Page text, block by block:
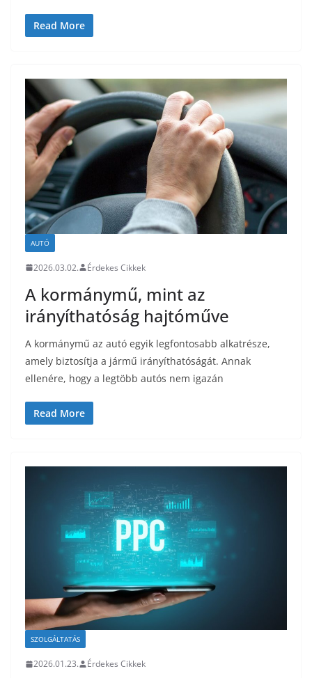
Read More
AUTÓ
2026.03.02. Érdekes Cikkek
A kormánymű, mint az
irányíthatóság hajtóműve
A kormánymű az autó egyik legfontosabb alkatrésze,
amely biztosítja a jármű irányíthatóságát. Annak
ellenére, hogy a legtöbb autós nem igazán
Read More
SZOLGÁLTATÁS
2026.01.23. Érdekes Cikkek